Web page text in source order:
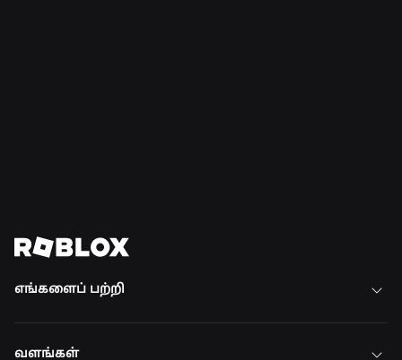
அனைத்து செய்திகளையும் காண்க
எங்களைப் பற்றி
வளங்கள்